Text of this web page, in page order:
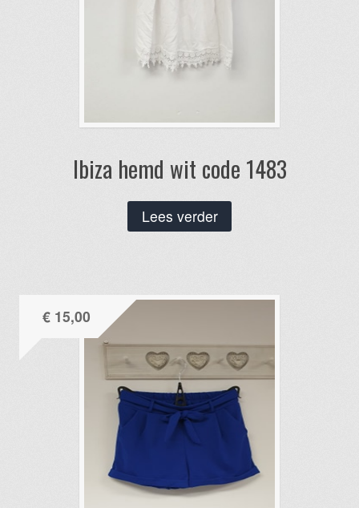
Ibiza hemd wit code 1483
Lees verder
€15,00